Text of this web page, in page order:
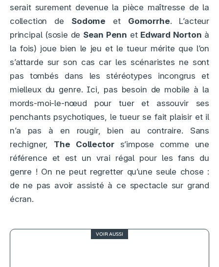
serait surement devenue la pièce maîtresse de la
collection de Sodome et Gomorrhe. L’acteur
principal (sosie de Sean Penn et Edward Norton à
la fois) joue bien le jeu et le tueur mérite que l’on
s’attarde sur son cas car les scénaristes ne sont
pas tombés dans les stéréotypes incongrus et
mielleux du genre. Ici, pas besoin de mobile à la
mords-moi-le-nœud pour tuer et assouvir ses
penchants psychotiques, le tueur se fait plaisir et il
n’a pas à en rougir, bien au contraire. Sans
rechigner, The Collectors’impose comme une
référence et est un vrai régal pour les fans du
genre ! On ne peut regretter qu’une seule chose :
de ne pas avoir assisté à ce spectacle sur grand
écran.
VOIR AUSSI